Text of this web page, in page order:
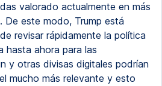
valorado actualmente en más
De este modo, Trump está
revisar rápidamente la política
hasta ahora para las
y otras divisas digitales podrían
mucho más relevante y esto